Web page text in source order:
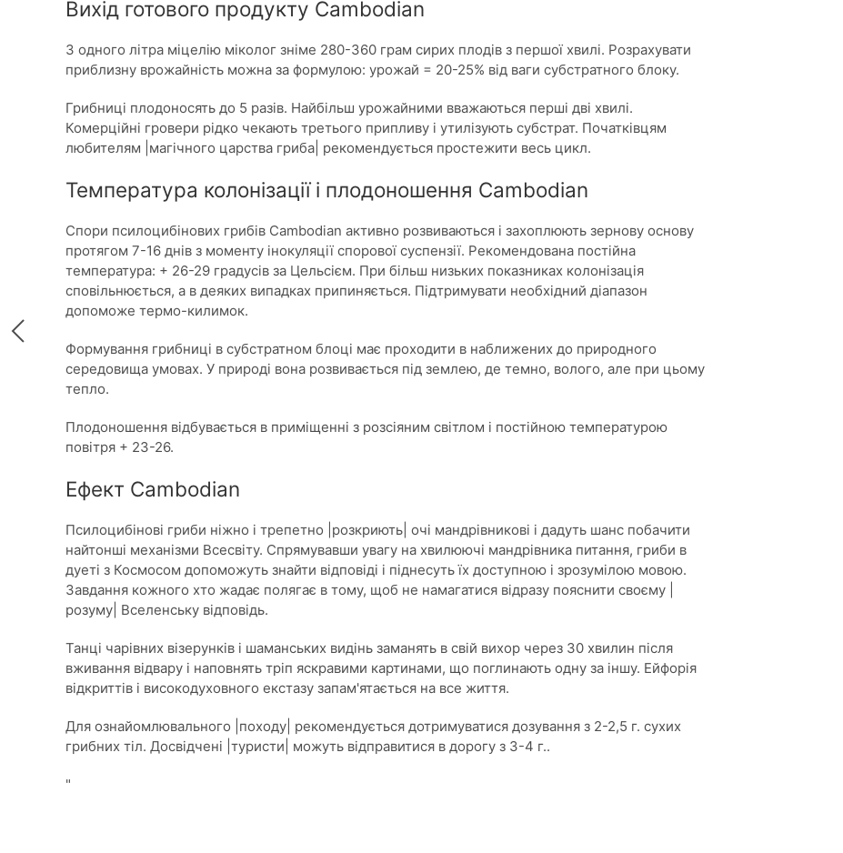
Вихід готового продукту Cambodian
З одного літра міцелію міколог зніме 280-360 грам сирих плодів з першої хвилі. Розрахувати
приблизну врожайність можна за формулою: урожай = 20-25% від ваги субстратного блоку.
Грибниці плодоносять до 5 разів. Найбільш урожайними вважаються перші дві хвилі.
Комерційні гровери рідко чекають третього припливу і утилізують субстрат. Початківцям
любителям |магічного царства гриба| рекомендується простежити весь цикл.
Температура колонізації і плодоношення Cambodian
Спори псилоцибінових грибів Cambodian активно розвиваються і захоплюють зернову основу
протягом 7-16 днів з моменту інокуляції спорової суспензії. Рекомендована постійна
температура: + 26-29 градусів за Цельсієм. При більш низьких показниках колонізація
сповільнюється, а в деяких випадках припиняється. Підтримувати необхідний діапазон
допоможе термо-килимок.
Формування грибниці в субстратном блоці має проходити в наближених до природного
середовища умовах. У природі вона розвивається під землею, де темно, волого, але при цьому
тепло.
Плодоношення відбувається в приміщенні з розсіяним світлом і постійною температурою
повітря + 23-26.
Ефект Cambodian
Псилоцибінові гриби ніжно і трепетно |розкриють| очі мандрівникові і дадуть шанс побачити
найтонші механізми Всесвіту. Спрямувавши увагу на хвилюючі мандрівника питання, гриби в
дуеті з Космосом допоможуть знайти відповіді і піднесуть їх доступною і зрозумілою мовою.
Завдання кожного хто жадає полягає в тому, щоб не намагатися відразу пояснити своєму |
розуму| Вселенську відповідь.
Танці чарівних візерунків і шаманських видінь заманять в свій вихор через 30 хвилин після
вживання відвару і наповнять тріп яскравими картинами, що поглинають одну за іншу. Ейфорія
відкриттів і високодуховного екстазу запам'ятається на все життя.
Для ознайомлювального |походу| рекомендується дотримуватися дозування з 2-2,5 г. сухих
грибних тіл. Досвідчені |туристи| можуть відправитися в дорогу з 3-4 г..
"